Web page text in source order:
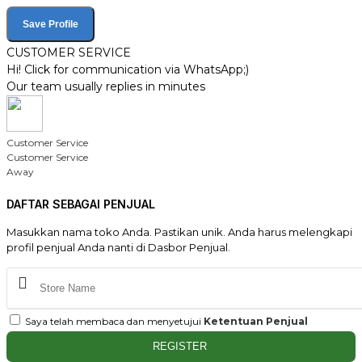
Save Profile
CUSTOMER SERVICE
Hi! Click for communication via WhatsApp;)
Our team usually replies in minutes
Customer Service
Customer Service
Away
DAFTAR SEBAGAI PENJUAL
Masukkan nama toko Anda. Pastikan unik. Anda harus melengkapi
profil penjual Anda nanti di Dasbor Penjual.
Saya telah membaca dan menyetujui Ketentuan Penjual
REGISTER